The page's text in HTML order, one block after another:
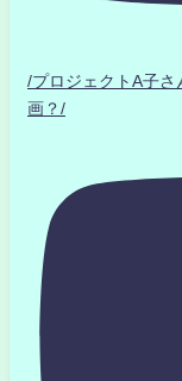
/プロジェクトA子
画？/